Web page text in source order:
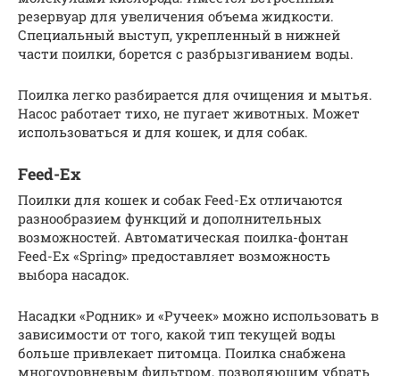
резервуар для увеличения объема жидкости.
Специальный выступ, укрепленный в нижней
части поилки, борется с разбрызгиванием воды.
Поилка легко разбирается для очищения и мытья.
Насос работает тихо, не пугает животных. Может
использоваться и для кошек, и для собак.
Feed-Ex
Поилки для кошек и собак Feed-Ex отличаются
разнообразием функций и дополнительных
возможностей. Автоматическая поилка-фонтан
Feed-Ex «Spring» предоставляет возможность
выбора насадок.
Насадки «Родник» и «Ручеек» можно использовать в
зависимости от того, какой тип текущей воды
больше привлекает питомца. Поилка снабжена
многоуровневым фильтром, позволяющим убрать